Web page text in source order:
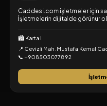
Caddesi.com işletmeler için
İşletmelerin dijitalde görünür
duyurmasını, etkinliklerini
kurmasını ve reklam
sağlayan yerel dijital
🏙️ Kartal
📞 +908503077892